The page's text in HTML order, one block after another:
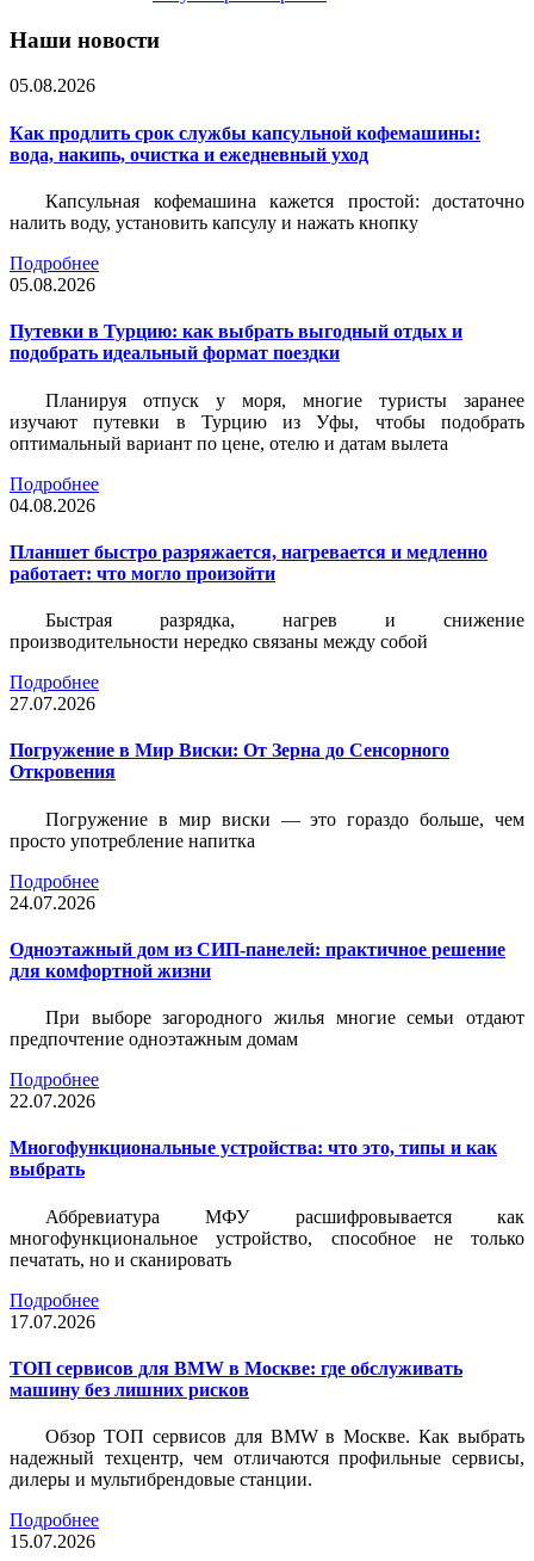
Наши новости
05.08.2026
Как продлить срок службы капсульной кофемашины:
вода, накипь, очистка и ежедневный уход
Капсульная кофемашина кажется простой: достаточно
налить воду, установить капсулу и нажать кнопку
Подробнее
05.08.2026
Путевки в Турцию: как выбрать выгодный отдых и
подобрать идеальный формат поездки
Планируя отпуск у моря, многие туристы заранее
изучают путевки в Турцию из Уфы, чтобы подобрать
оптимальный вариант по цене, отелю и датам вылета
Подробнее
04.08.2026
Планшет быстро разряжается, нагревается и медленно
работает: что могло произойти
Быстрая разрядка, нагрев и снижение
производительности нередко связаны между собой
Подробнее
27.07.2026
Погружение в Мир Виски: От Зерна до Сенсорного
Откровения
Погружение в мир виски — это гораздо больше, чем
просто употребление напитка
Подробнее
24.07.2026
Одноэтажный дом из СИП-панелей: практичное решение
для комфортной жизни
При выборе загородного жилья многие семьи отдают
предпочтение одноэтажным домам
Подробнее
22.07.2026
Многофункциональные устройства: что это, типы и как
выбрать
Аббревиатура МФУ расшифровывается как
многофункциональное устройство, способное не только
печатать, но и сканировать
Подробнее
17.07.2026
ТОП сервисов для BMW в Москве: где обслуживать
машину без лишних рисков
Обзор ТОП сервисов для BMW в Москве. Как выбрать
надежный техцентр, чем отличаются профильные сервисы,
дилеры и мультибрендовые станции.
Подробнее
15.07.2026